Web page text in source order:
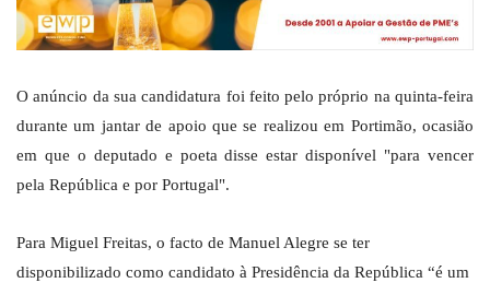
O anúncio da sua candidatura foi feito pelo próprio na quinta-feira
durante um jantar de apoio que se realizou em Portimão, ocasião
em que o deputado e poeta disse estar disponível "para vencer
pela República e por Portugal".
Para Miguel Freitas, o facto de Manuel Alegre se ter
disponibilizado como candidato à Presidência da República “é um